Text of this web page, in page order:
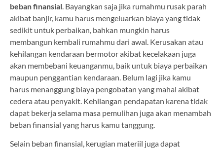
beban finansial . Bayangkan saja jika rumahmu rusak parah
akibat banjir, kamu harus mengeluarkan biaya yang tidak
sedikit untuk perbaikan, bahkan mungkin harus
membangun kembali rumahmu dari awal. Kerusakan atau
kehilangan kendaraan bermotor akibat kecelakaan juga
akan membebani keuanganmu, baik untuk biaya perbaikan
maupun penggantian kendaraan. Belum lagi jika kamu
harus menanggung biaya pengobatan yang mahal akibat
cedera atau penyakit. Kehilangan pendapatan karena tidak
dapat bekerja selama masa pemulihan juga akan menambah
beban finansial yang harus kamu tanggung.
Selain beban finansial, kerugian materiil juga dapat